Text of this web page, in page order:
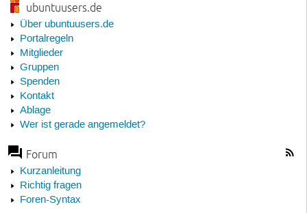
ubuntuusers.de
Über ubuntuusers.de
Portalregeln
Mitglieder
Gruppen
Spenden
Kontakt
Ablage
Wer ist gerade angemeldet?
Forum
Kurzanleitung
Richtig fragen
Foren-Syntax